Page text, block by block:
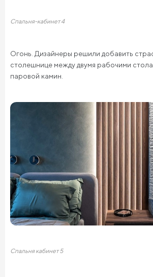
Спальня-кабинет 4
Огонь. Дизайнеры решили добавить
столешнице между двумя рабочими
паровой камин.
Спальня кабинет 5